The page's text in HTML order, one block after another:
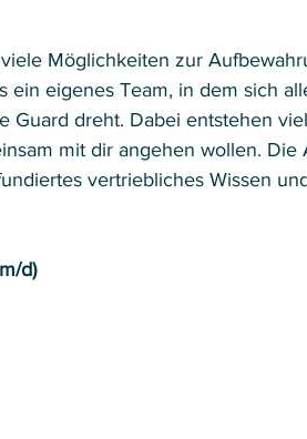
Möglichkeiten zur
ein eigenes Team, in dem sich
Guard dreht. Dabei entstehen
mit dir angehen wollen. Die
vertriebliches Wissen
d)